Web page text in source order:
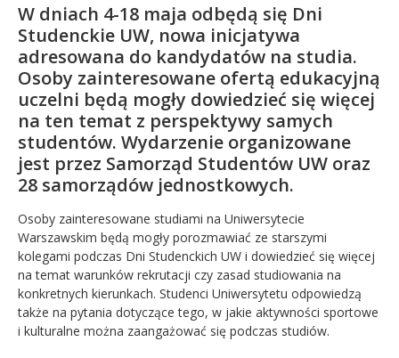
W dniach 4-18 maja odbędą się Dni
Studenckie UW, nowa inicjatywa
adresowana do kandydatów na studia.
Osoby zainteresowane ofertą edukacyjną
uczelni będą mogły dowiedzieć się więcej
na ten temat z perspektywy samych
studentów. Wydarzenie organizowane
jest przez Samorząd Studentów UW oraz
28 samorządów jednostkowych.
Osoby zainteresowane studiami na Uniwersytecie
Warszawskim będą mogły porozmawiać ze starszymi
kolegami podczas Dni Studenckich UW i dowiedzieć się więcej
na temat warunków rekrutacji czy zasad studiowania na
konkretnych kierunkach. Studenci Uniwersytetu odpowiedzą
także na pytania dotyczące tego, w jakie aktywności sportowe
i kulturalne można zaangażować się podczas studiów.